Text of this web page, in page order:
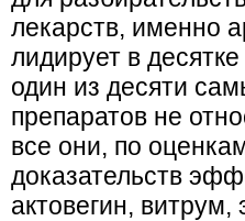
лекарств, именно
лидирует в
один из десяти
препаратов не
все они, по
доказательств
актовегин, витрум,